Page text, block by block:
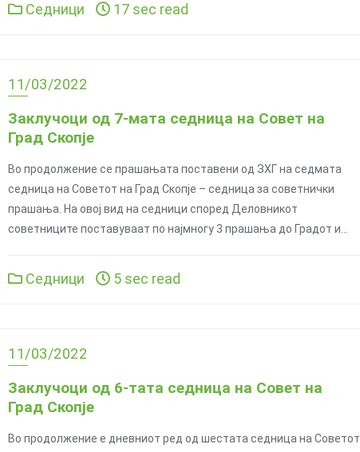
Седници 17 sec read
11/03/2022
Заклучоци од 7-мата седница на Совет на
Град Скопје
Во продолжение се прашањата поставени од ЗХГ на седмата
седница на Советот на Град Скопје – седница за советнички
прашања. На овој вид на седници според Деловникот
советниците поставуваат по најмногу 3 прашања до Градот и…
Седници 5 sec read
11/03/2022
Заклучоци од 6-тата седница на Совет на
Град Скопје
Во продолжение е дневниот ред од шестата седница на Советот